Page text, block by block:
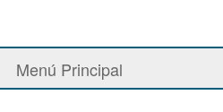
Menú Principal